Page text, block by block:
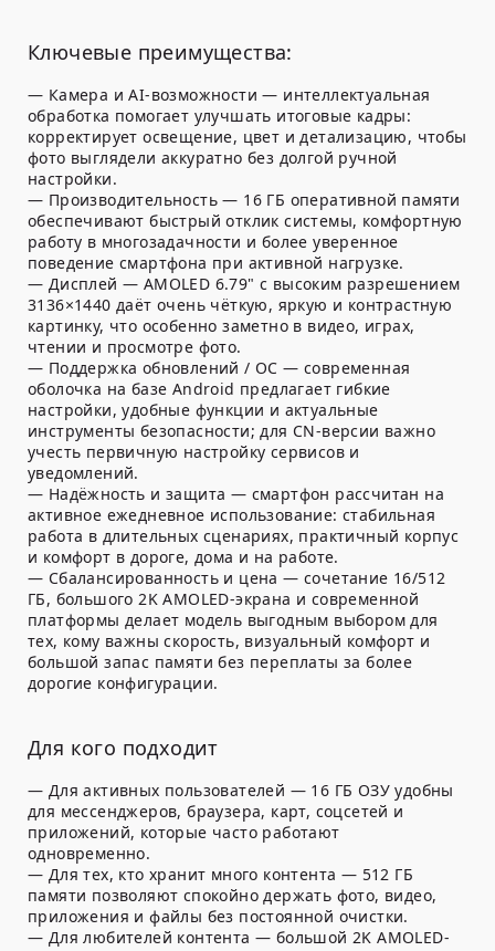
Ключевые преимущества:
— Камера и AI-возможности — интеллектуальная
обработка помогает улучшать итоговые кадры:
корректирует освещение, цвет и детализацию, чтобы
фото выглядели аккуратно без долгой ручной
настройки.
— Производительность — 16 ГБ оперативной памяти
обеспечивают быстрый отклик системы, комфортную
работу в многозадачности и более уверенное
поведение смартфона при активной нагрузке.
— Дисплей — AMOLED 6.79" с высоким разрешением
3136×1440 даёт очень чёткую, яркую и контрастную
картинку, что особенно заметно в видео, играх,
чтении и просмотре фото.
— Поддержка обновлений / ОС — современная
оболочка на базе Android предлагает гибкие
настройки, удобные функции и актуальные
инструменты безопасности; для CN-версии важно
учесть первичную настройку сервисов и
уведомлений.
— Надёжность и защита — смартфон рассчитан на
активное ежедневное использование: стабильная
работа в длительных сценариях, практичный корпус
и комфорт в дороге, дома и на работе.
— Сбалансированность и цена — сочетание 16/512
ГБ, большого 2K AMOLED-экрана и современной
платформы делает модель выгодным выбором для
тех, кому важны скорость, визуальный комфорт и
большой запас памяти без переплаты за более
дорогие конфигурации.
Для кого подходит
— Для активных пользователей — 16 ГБ ОЗУ удобны
для мессенджеров, браузера, карт, соцсетей и
приложений, которые часто работают
одновременно.
— Для тех, кто хранит много контента — 512 ГБ
памяти позволяют спокойно держать фото, видео,
приложения и файлы без постоянной очистки.
— Для любителей контента — большой 2K AMOLED-